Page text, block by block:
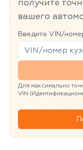
получите
вашего
Введите VIN/
Для максимально
VIN